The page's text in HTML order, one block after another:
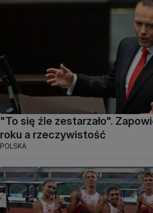
"To się źle zestarzało".
roku a rzeczywistość
POLSKA